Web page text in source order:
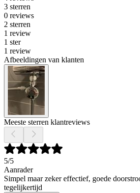
3 sterren
0 reviews
2 sterren
1 review
1 ster
1 review
Afbeeldingen van klanten
Meeste sterren klantreviews
5/5
Aanrader
Simpel maar zeker effectief, goede
tegelijkertijd